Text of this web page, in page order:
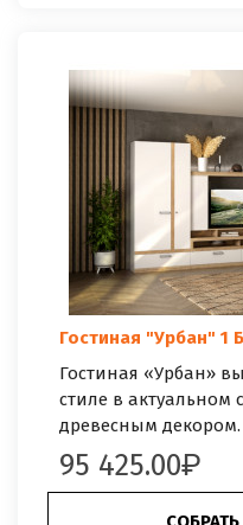
Гостиная "Урбан" 1
Гостиная «Урбан»
стиле в актуальном
древесным декором.
95 425.00